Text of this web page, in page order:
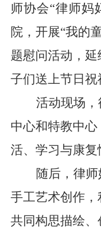
师协会“律师妈
院，开展“我的
题慰问活动，
子们送上节日祝
活动现场
中心和特教中心
活、学习与康复
随后，律
手工艺术创作
共同构思描绘、